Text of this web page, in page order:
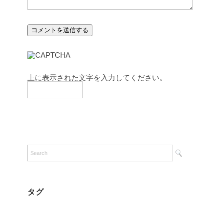
上に表示された文字を入力してください。
タグ